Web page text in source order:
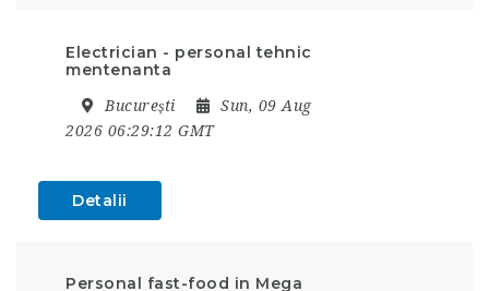
Electrician - personal tehnic
mentenanta
București
Sun, 09 Aug
2026 06:29:12 GMT
Detalii
Personal fast-food in Mega